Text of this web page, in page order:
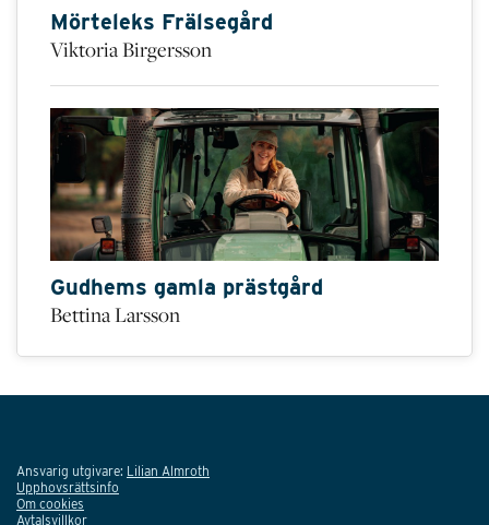
Mörteleks Frälsegård
Viktoria Birgersson
Gudhems gamla prästgård
Bettina Larsson
Ansvarig utgivare: Lilian Almroth
Upphovsrättsinfo
Om cookies
Avtalsvillkor